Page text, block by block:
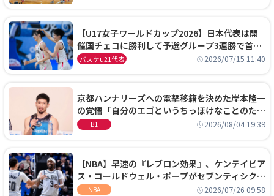
【U17女子ワールドカップ2026】日本代表は開
催国チェコに勝利して予選グループ3連勝で首位
通過！準々決勝の相手はエジプトに決定
バスケu21代表 2026/07/15 11:40
京都ハンナリーズへの電撃移籍を決めた岸本隆一
の覚悟「自分のエゴというちっぽけなことのため
に、京都に来たわけではない」
B1 2026/08/04 19:39
【NBA】早速の『レブロン効果』、ケンテイビア
ス・コールドウェル・ポープがセブンティシクサ
ーズに1年契約で加入
NBA 2026/07/26 09:58